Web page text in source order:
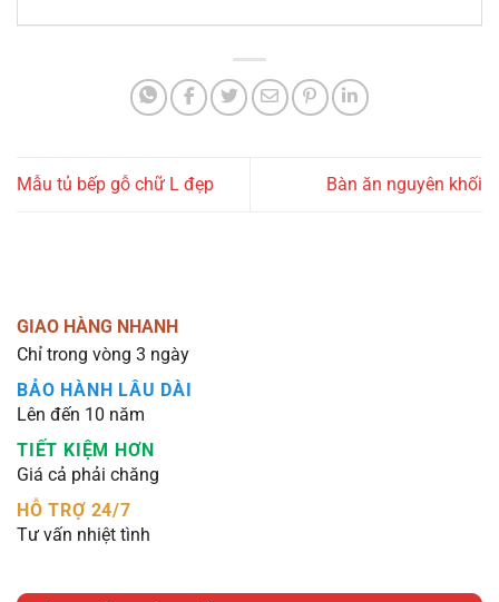
Mẫu tủ bếp gỗ chữ L đẹp Bàn ăn nguyên khối
GIAO HÀNG NHANH
Chỉ trong vòng 3 ngày
BẢO HÀNH LÂU DÀI
Lên đến 10 năm
TIẾT KIỆM HƠN
Giá cả phải chăng
HỖ TRỢ 24/7
Tư vấn nhiệt tình